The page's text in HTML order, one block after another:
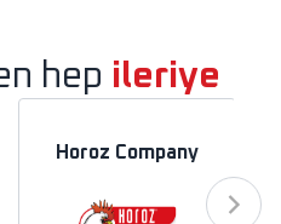
hep ileriye
Horoz Company